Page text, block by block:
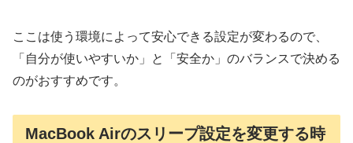
ここは使う環境によって安心できる設定が変わるので、
「自分が使いやすいか」と「安全か」のバランスで決める
のがおすすめです。
MacBook Airのスリープ設定を変更する時